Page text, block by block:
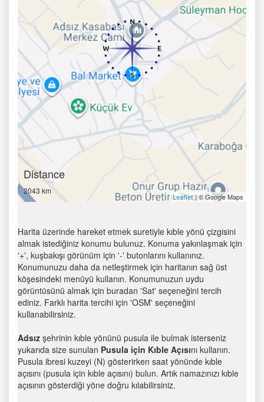
Distance
2043 km
Leaflet| © Google Maps
Harita üzerinde hareket etmek suretiyle kıble yönü çizgisini
almak istediğiniz konumu bulunuz. Konuma yakınlaşmak için
'+', kuşbakışı görünüm için '-' butonlarını kullanınız.
Konumunuzu daha da netleştirmek için haritanın sağ üst
köşesindeki menüyü kullanın. Konumunuzun uydu
görüntüsünü almak için buradan 'Sat' seçeneğini tercih
ediniz. Farklı harita tercihi için 'OSM' seçeneğini
kullanabilirsiniz.
Adsız şehrinin kıble yönünü pusula ile bulmak isterseniz
yukarıda size sunulan Pusula için Kıble Açısını kullanın.
Pusula ibresi kuzeyi (N) gösterirken saat yönünde kıble
açısını (pusula için kıble açısını) bulun. Artık namazınızı kıble
açısının gösterdiği yöne doğru kılabilirsiniz.